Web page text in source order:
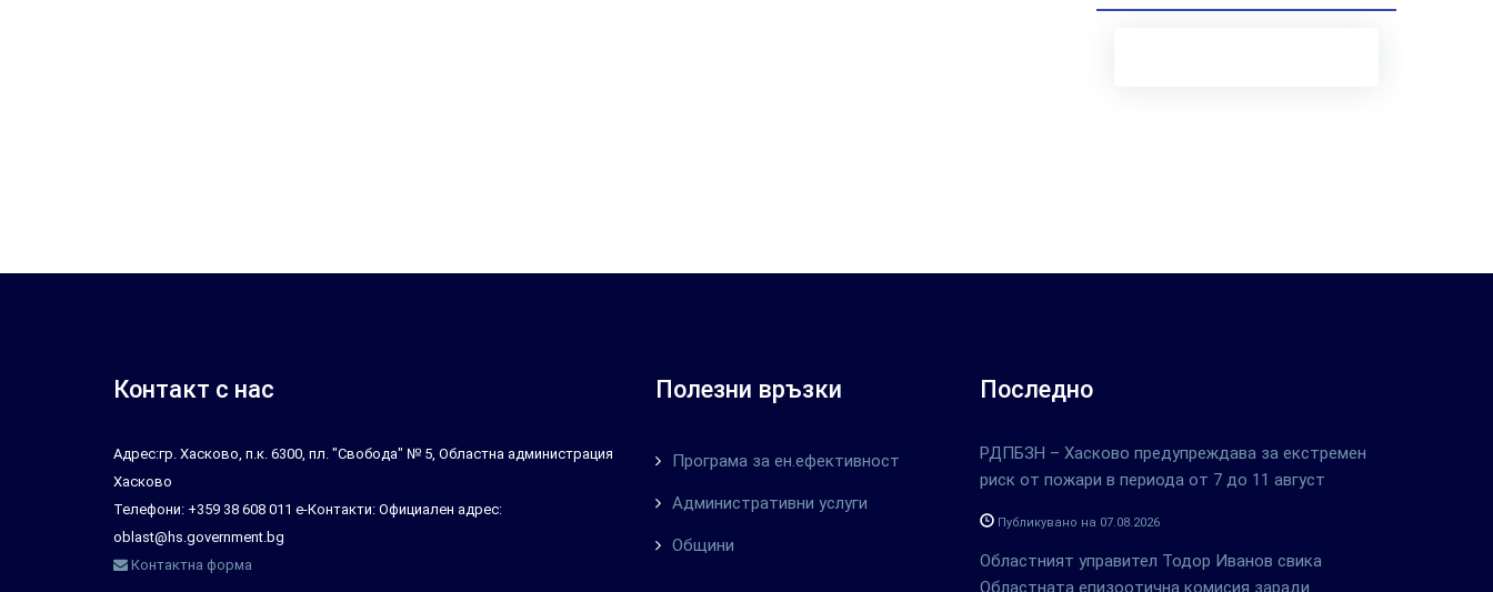
Контакт с нас
Адрес:гр. Хасково, п.к. 6300, пл. "Свобода" № 5, Областна администрация
Хасково
Телефони: +359 38 608 011 е-Контакти: Официален адрес:
oblast@hs.government.bg
Контактна форма
Полезни връзки
Програма за ен.ефективност
Административни услуги
Общини
Последно
РДПБЗН – Хасково предупреждава за екстремен
риск от пожари в периода от 7 до 11 август
Публикувано на 07.08.2026
Областният управител Тодор Иванов свика
Областната епизоотична комисия заради